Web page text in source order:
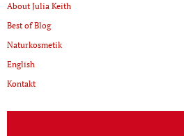
About Julia Keith
Best of Blog
Naturkosmetik
English
Kontakt